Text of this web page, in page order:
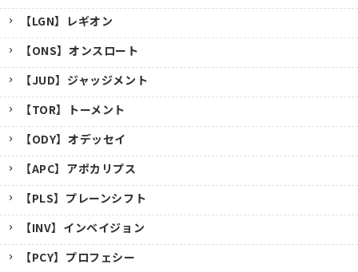
【LGN】レギオン
【ONS】オンスロート
【JUD】ジャッジメント
【TOR】トーメント
【ODY】オデッセイ
【APC】アポカリプス
【PLS】プレーンシフト
【INV】インベイジョン
【PCY】プロフェシー